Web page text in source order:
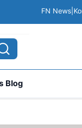
FN News
Blog